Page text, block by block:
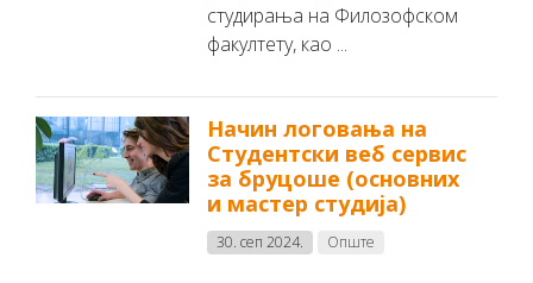
студирања на Филозофском
факултету, као ...
Начин логовања на
Студентски веб сервис
за бруцоше (основних
и мастер студија)
30. сеп 2024. Опште